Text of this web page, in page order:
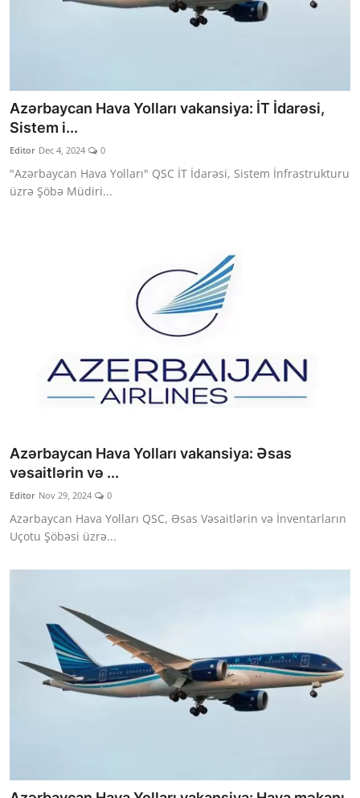
Azərbaycan Hava Yolları vakansiya: İT İdarəsi,
Sistem i...
Editor Dec 4, 2024 0
"Azərbaycan Hava Yolları" QSC İT İdarəsi, Sistem İnfrastrukturu
üzrə Şöbə Müdiri...
Azərbaycan Hava Yolları vakansiya: Əsas
vəsaitlərin və ...
Editor Nov 29, 2024 0
Azərbaycan Hava Yolları QSC, Əsas Vəsaitlərin və İnventarların
Uçotu Şöbəsi üzrə...